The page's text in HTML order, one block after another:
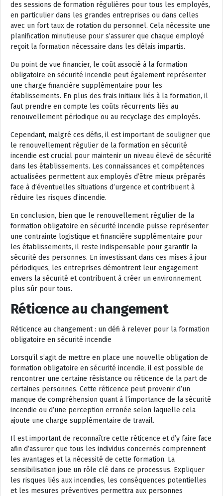
des sessions de formation régulières pour tous les employés,
en particulier dans les grandes entreprises ou dans celles
avec un fort taux de rotation du personnel. Cela nécessite une
planification minutieuse pour s’assurer que chaque employé
reçoit la formation nécessaire dans les délais impartis.
Du point de vue financier, le coût associé à la formation
obligatoire en sécurité incendie peut également représenter
une charge financière supplémentaire pour les
établissements. En plus des frais initiaux liés à la formation, il
faut prendre en compte les coûts récurrents liés au
renouvellement périodique ou au recyclage des employés.
Cependant, malgré ces défis, il est important de souligner que
le renouvellement régulier de la formation en sécurité
incendie est crucial pour maintenir un niveau élevé de sécurité
dans les établissements. Les connaissances et compétences
actualisées permettent aux employés d’être mieux préparés
face à d’éventuelles situations d’urgence et contribuent à
réduire les risques d’incendie.
En conclusion, bien que le renouvellement régulier de la
formation obligatoire en sécurité incendie puisse représenter
une contrainte logistique et financière supplémentaire pour
les établissements, il reste indispensable pour garantir la
sécurité des personnes. En investissant dans ces mises à jour
périodiques, les entreprises démontrent leur engagement
envers la sécurité et contribuent à créer un environnement
plus sûr pour tous.
Réticence au changement
Réticence au changement : un défi à relever pour la formation
obligatoire en sécurité incendie
Lorsqu’il s’agit de mettre en place une nouvelle obligation de
formation obligatoire en sécurité incendie, il est possible de
rencontrer une certaine résistance ou réticence de la part de
certaines personnes. Cette réticence peut provenir d’un
manque de compréhension quant à l’importance de la sécurité
incendie ou d’une perception erronée selon laquelle cela
ajoute une charge supplémentaire de travail.
Il est important de reconnaître cette réticence et d’y faire face
afin d’assurer que tous les individus concernés comprennent
les avantages et la nécessité de cette formation. La
sensibilisation joue un rôle clé dans ce processus. Expliquer
les risques liés aux incendies, les conséquences potentielles
et les mesures préventives permettra aux personnes